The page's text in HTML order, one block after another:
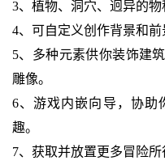
3、植物、洞穴、迥异的物
4、可自定义创作背景和前
5、多种元素供你装饰建
雕像。
6、游戏内嵌向导，协助
趣。
7、获取并放置更多冒险所